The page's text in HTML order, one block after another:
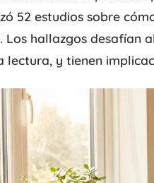
52 estudios sobre
Los hallazgos desafían
lectura, y tienen